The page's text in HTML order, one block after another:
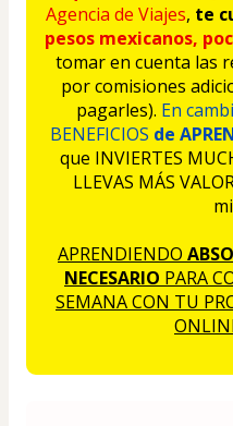
Agencia de Viajes, te
pesos mexicanos,
tomar en cuenta las
por comisiones
pagarles). En
BENEFICIOS de
que INVIERTES
LLEVAS MÁS
APRENDIENDO
NECESARIO PARA
SEMANA CON TU